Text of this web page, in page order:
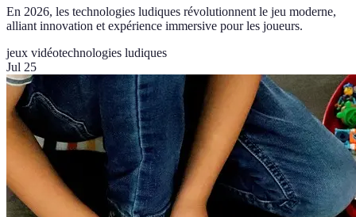
En 2026, les technologies ludiques révolutionnent le jeu moderne,
alliant innovation et expérience immersive pour les joueurs.
jeux vidéotechnologies ludiques
Jul 25